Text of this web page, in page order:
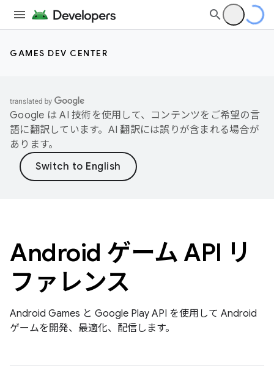
GAMES DEV CENTER
Google は AI 技術を使用して、コンテンツをご希望の言
語に翻訳しています。AI 翻訳には誤りが含まれる場合が
あります。
Android ゲーム API リ
ファレンス
Android Games と Google Play API を使用して Android
ゲームを開発、最適化、配信します。